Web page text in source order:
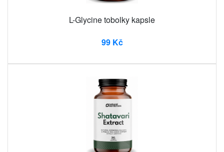
L-Glycine tobolky kapsle
99 Kč